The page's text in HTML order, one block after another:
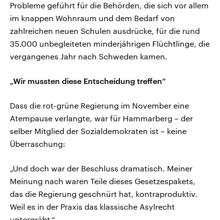
Probleme geführt für die Behörden, die sich vor allem
im knappen Wohnraum und dem Bedarf von
zahlreichen neuen Schulen ausdrücke, für die rund
35.000 unbegleiteten minderjährigen Flüchtlinge, die
vergangenes Jahr nach Schweden kamen.
„Wir mussten diese Entscheidung treffen“
Dass die rot-grüne Regierung im November eine
Atempause verlangte, war für Hammarberg – der
selber Mitglied der Sozialdemokraten ist – keine
Überraschung:
„Und doch war der Beschluss dramatisch. Meiner
Meinung nach waren Teile dieses Gesetzespakets,
das die Regierung geschnürt hat, kontraproduktiv.
Weil es in der Praxis das klassische Asylrecht